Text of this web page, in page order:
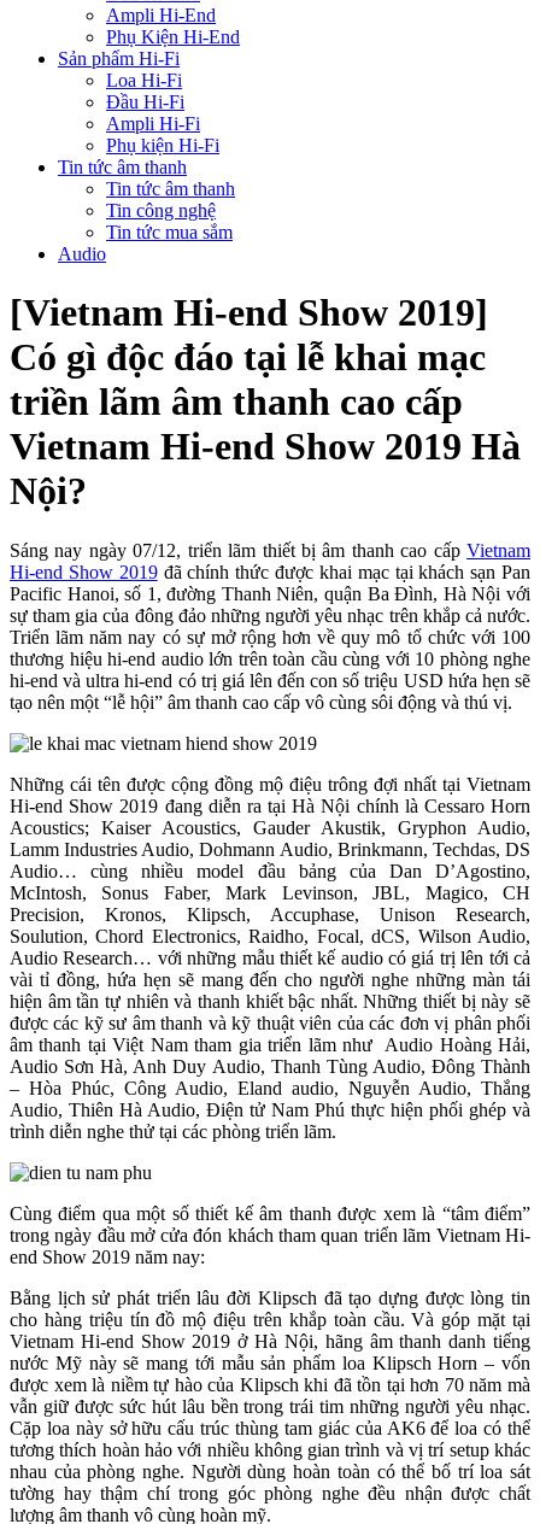
Ampli Hi-End
Phụ Kiện Hi-End
Sản phẩm Hi-Fi
Loa Hi-Fi
Đầu Hi-Fi
Ampli Hi-Fi
Phụ kiện Hi-Fi
Tin tức âm thanh
Tin tức âm thanh
Tin công nghệ
Tin tức mua sắm
Audio
[Vietnam Hi-end Show 2019]
Có gì độc đáo tại lễ khai mạc
triền lãm âm thanh cao cấp
Vietnam Hi-end Show 2019 Hà
Nội?
Sáng nay ngày 07/12, triển lãm thiết bị âm thanh cao cấp Vietnam
Hi-end Show 2019đã chính thức được khai mạc tại khách sạn Pan
Pacific Hanoi, số 1, đường Thanh Niên, quận Ba Đình, Hà Nội với
sự tham gia của đông đảo những người yêu nhạc trên khắp cả nước.
Triển lãm năm nay có sự mở rộng hơn về quy mô tổ chức với 100
thương hiệu hi-end audio lớn trên toàn cầu cùng với 10 phòng nghe
hi-end và ultra hi-end có trị giá lên đến con số triệu USD hứa hẹn sẽ
tạo nên một “lễ hội” âm thanh cao cấp vô cùng sôi động và thú vị.
Những cái tên được cộng đồng mộ điệu trông đợi nhất tại Vietnam
Hi-end Show 2019 đang diễn ra tại Hà Nội chính là Cessaro Horn
Acoustics; Kaiser Acoustics, Gauder Akustik, Gryphon Audio,
Lamm Industries Audio, Dohmann Audio, Brinkmann, Techdas, DS
Audio… cùng nhiều model đầu bảng của Dan D’Agostino,
McIntosh, Sonus Faber, Mark Levinson, JBL, Magico, CH
Precision, Kronos, Klipsch, Accuphase, Unison Research,
Soulution, Chord Electronics, Raidho, Focal, dCS, Wilson Audio,
Audio Research… với những mẫu thiết kế audio có giá trị lên tới cả
vài tỉ đồng, hứa hẹn sẽ mang đến cho người nghe những màn tái
hiện âm tần tự nhiên và thanh khiết bậc nhất. Những thiết bị này sẽ
được các kỹ sư âm thanh và kỹ thuật viên của các đơn vị phân phối
âm thanh tại Việt Nam tham gia triển lãm như Audio Hoàng Hải,
Audio Sơn Hà, Anh Duy Audio, Thanh Tùng Audio, Đông Thành
– Hòa Phúc, Công Audio, Eland audio, Nguyễn Audio, Thắng
Audio, Thiên Hà Audio, Điện tử Nam Phú thực hiện phối ghép và
trình diễn nghe thử tại các phòng triển lãm.
Cùng điểm qua một số thiết kế âm thanh được xem là “tâm điểm”
trong ngày đầu mở cửa đón khách tham quan triển lãm Vietnam Hi-
end Show 2019 năm nay:
Bằng lịch sử phát triển lâu đời Klipsch đã tạo dựng được lòng tin
cho hàng triệu tín đồ mộ điệu trên khắp toàn cầu. Và góp mặt tại
Vietnam Hi-end Show 2019 ở Hà Nội, hãng âm thanh danh tiếng
nước Mỹ này sẽ mang tới mẫu sản phẩm loa Klipsch Horn – vốn
được xem là niềm tự hào của Klipsch khi đã tồn tại hơn 70 năm mà
vẫn giữ được sức hút lâu bền trong trái tim những người yêu nhạc.
Cặp loa này sở hữu cấu trúc thùng tam giác của AK6 để loa có thể
tương thích hoàn hảo với nhiều không gian trình và vị trí setup khác
nhau của phòng nghe. Người dùng hoàn toàn có thể bố trí loa sát
tường hay thậm chí trong góc phòng nghe đều nhận được chất
lượng âm thanh vô cùng hoàn mỹ.